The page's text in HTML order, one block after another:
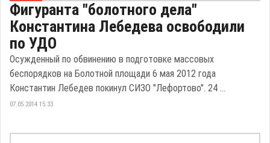
Фигуранта "болотного дела"
Константина Лебедева освободили
по УДО
Осужденный по обвинению в подготовке массовых
беспорядков на Болотной площади 6 мая 2012 года
Константин Лебедев покинул СИЗО "Лефортово". 24 ...
07.05.2014 15:33